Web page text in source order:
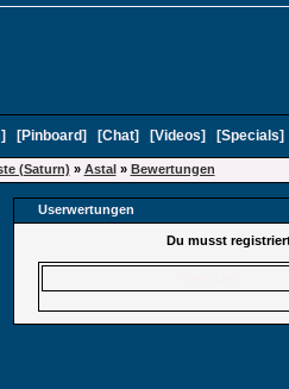
] [Pinboard] [Chat] [Videos] [Specials
(Saturn) » Astal» Bewertungen
Userwertungen
Du musst